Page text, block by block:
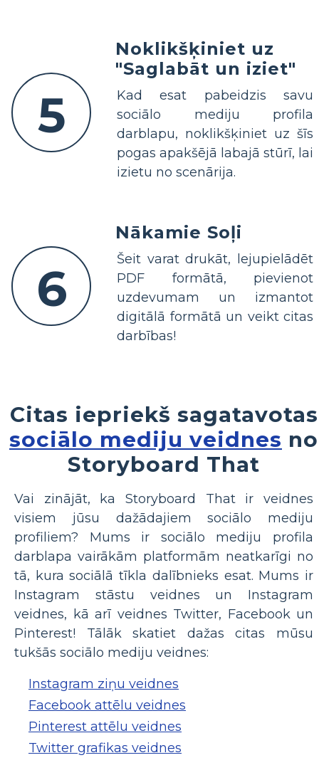
5
Noklikšķiniet uz
"Saglabāt un iziet"
Kad esat pabeidzis savu
sociālo mediju profila
darblapu, noklikšķiniet uz šīs
pogas apakšējā labajā stūrī, lai
izietu no scenārija.
6
Nākamie Soļi
Šeit varat drukāt, lejupielādēt
PDF formātā, pievienot
uzdevumam un izmantot
digitālā formātā un veikt citas
darbības!
Citas iepriekš sagatavotas
sociālo mediju veidnes no
Storyboard That
Vai zinājāt, ka Storyboard That ir veidnes
visiem jūsu dažādajiem sociālo mediju
profiliem? Mums ir sociālo mediju profila
darblapa vairākām platformām neatkarīgi no
tā, kura sociālā tīkla dalībnieks esat. Mums ir
Instagram stāstu veidnes un Instagram
veidnes, kā arī veidnes Twitter, Facebook un
Pinterest! Tālāk skatiet dažas citas mūsu
tukšās sociālo mediju veidnes:
Instagram ziņu veidnes
Facebook attēlu veidnes
Pinterest attēlu veidnes
Twitter grafikas veidnes